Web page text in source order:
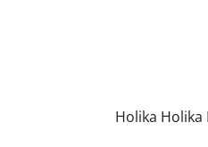
Holika Holika